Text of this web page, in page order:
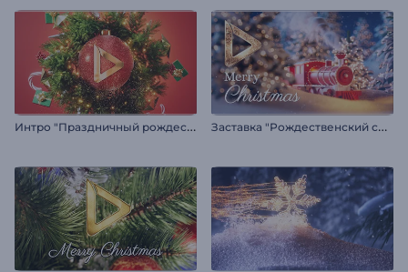
И
нтро "Праздничный рождественский шар" З
аставка "Рождественский снежный пейзаж"